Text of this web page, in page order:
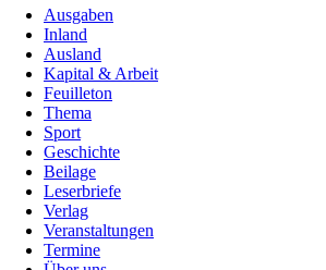
Ausgaben
Inland
Ausland
Kapital & Arbeit
Feuilleton
Thema
Sport
Geschichte
Beilage
Leserbriefe
Verlag
Veranstaltungen
Termine